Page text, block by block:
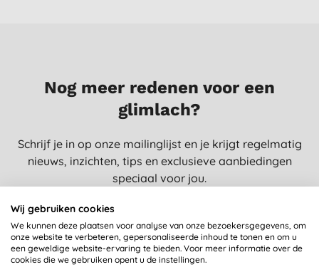
Nog meer redenen voor een
glimlach?
Schrijf je in op onze mailinglijst en je krijgt regelmatig
nieuws, inzichten, tips en exclusieve aanbiedingen
speciaal voor jou.
SCHRIJF ME IN!
Wij gebruiken cookies
We kunnen deze plaatsen voor analyse van onze bezoekersgegevens, om
onze website te verbeteren, gepersonaliseerde inhoud te tonen en om u
een geweldige website-ervaring te bieden. Voor meer informatie over de
cookies die we gebruiken opent u de instellingen.